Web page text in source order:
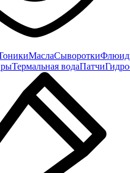
МаслаСыворотки
Термальная водаПатчи